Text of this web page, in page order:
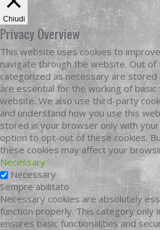
Chiudi
Privacy Overview
This website uses cookies to
navigate through the website. Out
categorized as necessary are
are essential for the working of
website. We also use third-party
and understand how you use this
stored in your browser only with
option to opt-out of these cookies.
these cookies may affect your
Necessary
Necessary
Sempre abilitato
Necessary cookies are absolutely
function properly. This category only
ensures basic functionalities and